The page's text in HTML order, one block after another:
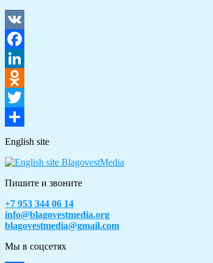
VK
Facebook
LinkedIn
Odnoklassniki
Twitter
Отправить
English site
Пишите и звоните
+7 953 344 06 14
info@blagovestmedia.org
blagovestmedia@gmail.com
Мы в соцсетях